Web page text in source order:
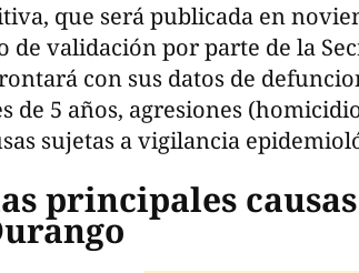
que será publicada en
de validación por parte de la
con sus datos de
de 5 años, agresiones
sujetas a vigilancia
principales